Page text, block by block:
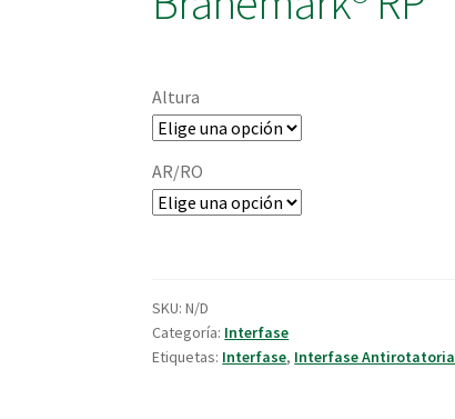
Altura
AR/RO
SKU:N/D
Categoría: Interfase
Etiquetas: Interfase, Interfase Antirotatoria